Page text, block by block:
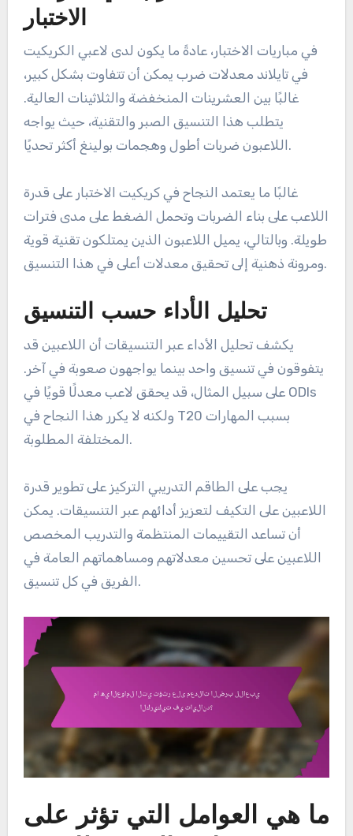
الاختبار
في مباريات الاختبار، عادةً ما يكون لدى لاعبي الكريكيت
في تايلاند معدلات ضرب يمكن أن تتفاوت بشكل كبير،
غالبًا بين العشرينات المنخفضة والثلاثينات العالية.
يتطلب هذا التنسيق الصبر والتقنية، حيث يواجه
اللاعبون ضربات أطول وهجمات بولينغ أكثر تحديًا.
غالبًا ما يعتمد النجاح في كريكيت الاختبار على قدرة
اللاعب على بناء الضربات وتحمل الضغط على مدى فترات
طويلة. وبالتالي، يميل اللاعبون الذين يمتلكون تقنية قوية
ومرونة ذهنية إلى تحقيق معدلات أعلى في هذا التنسيق.
تحليل الأداء حسب التنسيق
يكشف تحليل الأداء عبر التنسيقات أن اللاعبين قد
يتفوقون في تنسيق واحد بينما يواجهون صعوبة في آخر.
على سبيل المثال، قد يحقق لاعب معدلًا قويًا في ODIs
ولكنه لا يكرر هذا النجاح في T20 بسبب المهارات
المختلفة المطلوبة.
يجب على الطاقم التدريبي التركيز على تطوير قدرة
اللاعبين على التكيف لتعزيز أدائهم عبر التنسيقات. يمكن
أن تساعد التقييمات المنتظمة والتدريب المخصص
اللاعبين على تحسين معدلاتهم ومساهماتهم العامة في
الفريق في كل تنسيق.
ما هي العوامل التي تؤثر على